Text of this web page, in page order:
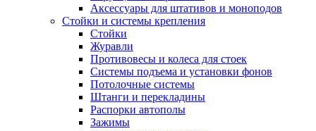
Аксессуары для штативов и моноподов
Стойки и системы крепления
Стойки
Журавли
Противовесы и колеса для стоек
Системы подъема и установки фонов
Потолочные системы
Штанги и перекладины
Распорки автополы
Зажимы